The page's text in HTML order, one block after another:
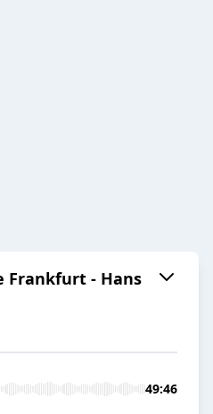
Frankfurt - Hans
49:46